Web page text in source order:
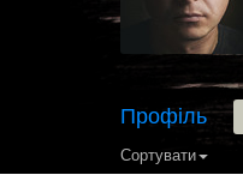
Профіль
Сортувати